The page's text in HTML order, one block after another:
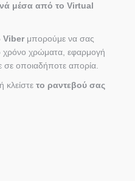
μέσα από το Virtual
Viber μπορούμε να σας
χρόνο χρώματα, εφαρμογή
οποιαδήποτε απορία.
ή κλείστε το ραντεβού σας